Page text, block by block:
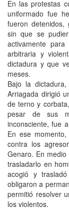
En las protestas
uniformado fue
fueron detenidos,
sin que se
activamente
arbitraria y
dictadura y que
meses.
Bajo la
Arriagada dirigió
de terno y
pesar de sus
inconsciente, fue
En ese
contra los
Genaro. En
trasladarlo en
acogió y
obligaron a
permitió resolver
los violentos.